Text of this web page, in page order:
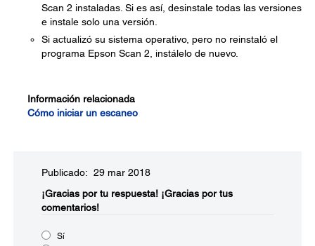
Scan 2 instaladas. Si es así, desinstale todas las versiones
e instale solo una versión.
Si actualizó su sistema operativo, pero no reinstaló el
programa Epson Scan 2, instálelo de nuevo.
Información relacionada
Cómo iniciar un escaneo
Publicado: 29 mar 2018
¡Gracias por tu respuesta! ¡Gracias por tus
comentarios!
Sí